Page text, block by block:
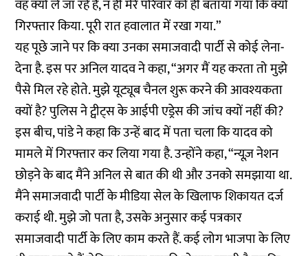
वह क्यों ले जा रहे हैं, न ही मेरे परिवार को ही बताया गया कि क्यों
गिरफ्तार किया. पूरी रात हवालात में रखा गया.”
यह पूछे जाने पर कि क्या उनका समाजवादी पार्टी से कोई लेना-
देना है. इस पर अनिल यादव ने कहा, “अगर मैं यह करता तो मुझे
पैसे मिल रहे होते. मुझे यूट्यूब चैनल शुरू करने की आवश्यकता
क्यों है? पुलिस ने ट्वीट्स के आईपी एड्रेस की जांच क्यों नहीं की?
इस बीच, पांडे ने कहा कि उन्हें बाद में पता चला कि यादव को
मामले में गिरफ्तार कर लिया गया है. उन्होंने कहा, “न्यूज़ नेशन
छोड़ने के बाद मैंने अनिल से बात की थी और उनको समझाया था.
मैंने समाजवादी पार्टी के मीडिया सेल के खिलाफ शिकायत दर्ज
कराई थी. मुझे जो पता है, उसके अनुसार कई पत्रकार
समाजवादी पार्टी के लिए काम करते हैं. कई लोग भाजपा के लिए